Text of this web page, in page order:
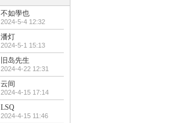
不如學也
2024-5-4 12:32
潘灯
2024-5-1 15:13
旧岛先生
2024-4-22 12:31
云间
2024-4-15 17:14
LSQ
2024-4-15 11:46